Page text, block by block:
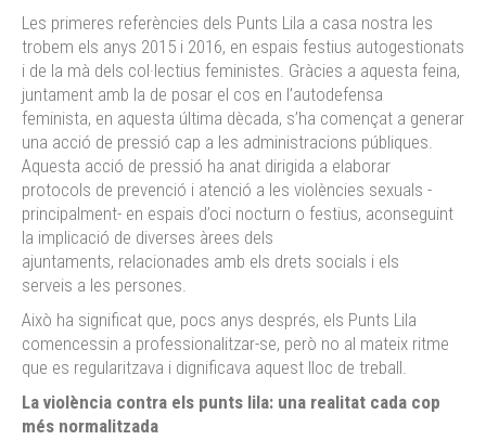
Les primeres referències dels Punts Lila a casa nostra les
trobem els anys 2015 i 2016, en espais festius autogestionats
i de la mà dels col·lectius feministes. Gràcies a aquesta feina,
juntament amb la de posar el cos en l’autodefensa
feminista, en aquesta última dècada, s’ha començat a generar
una acció de pressió cap a les administracions públiques.
Aquesta acció de pressió ha anat dirigida a elaborar
protocols de prevenció i atenció a les violències sexuals -
principalment- en espais d’oci nocturn o festius, aconseguint
la implicació de diverses àrees dels
ajuntaments, relacionades amb els drets socials i els
serveis a les persones.
Això ha significat que, pocs anys després, els Punts Lila
comencessin a professionalitzar-se, però no al mateix ritme
que es regularitzava i dignificava aquest lloc de treball.
La violència contra els punts lila: una realitat cada cop
més normalitzada